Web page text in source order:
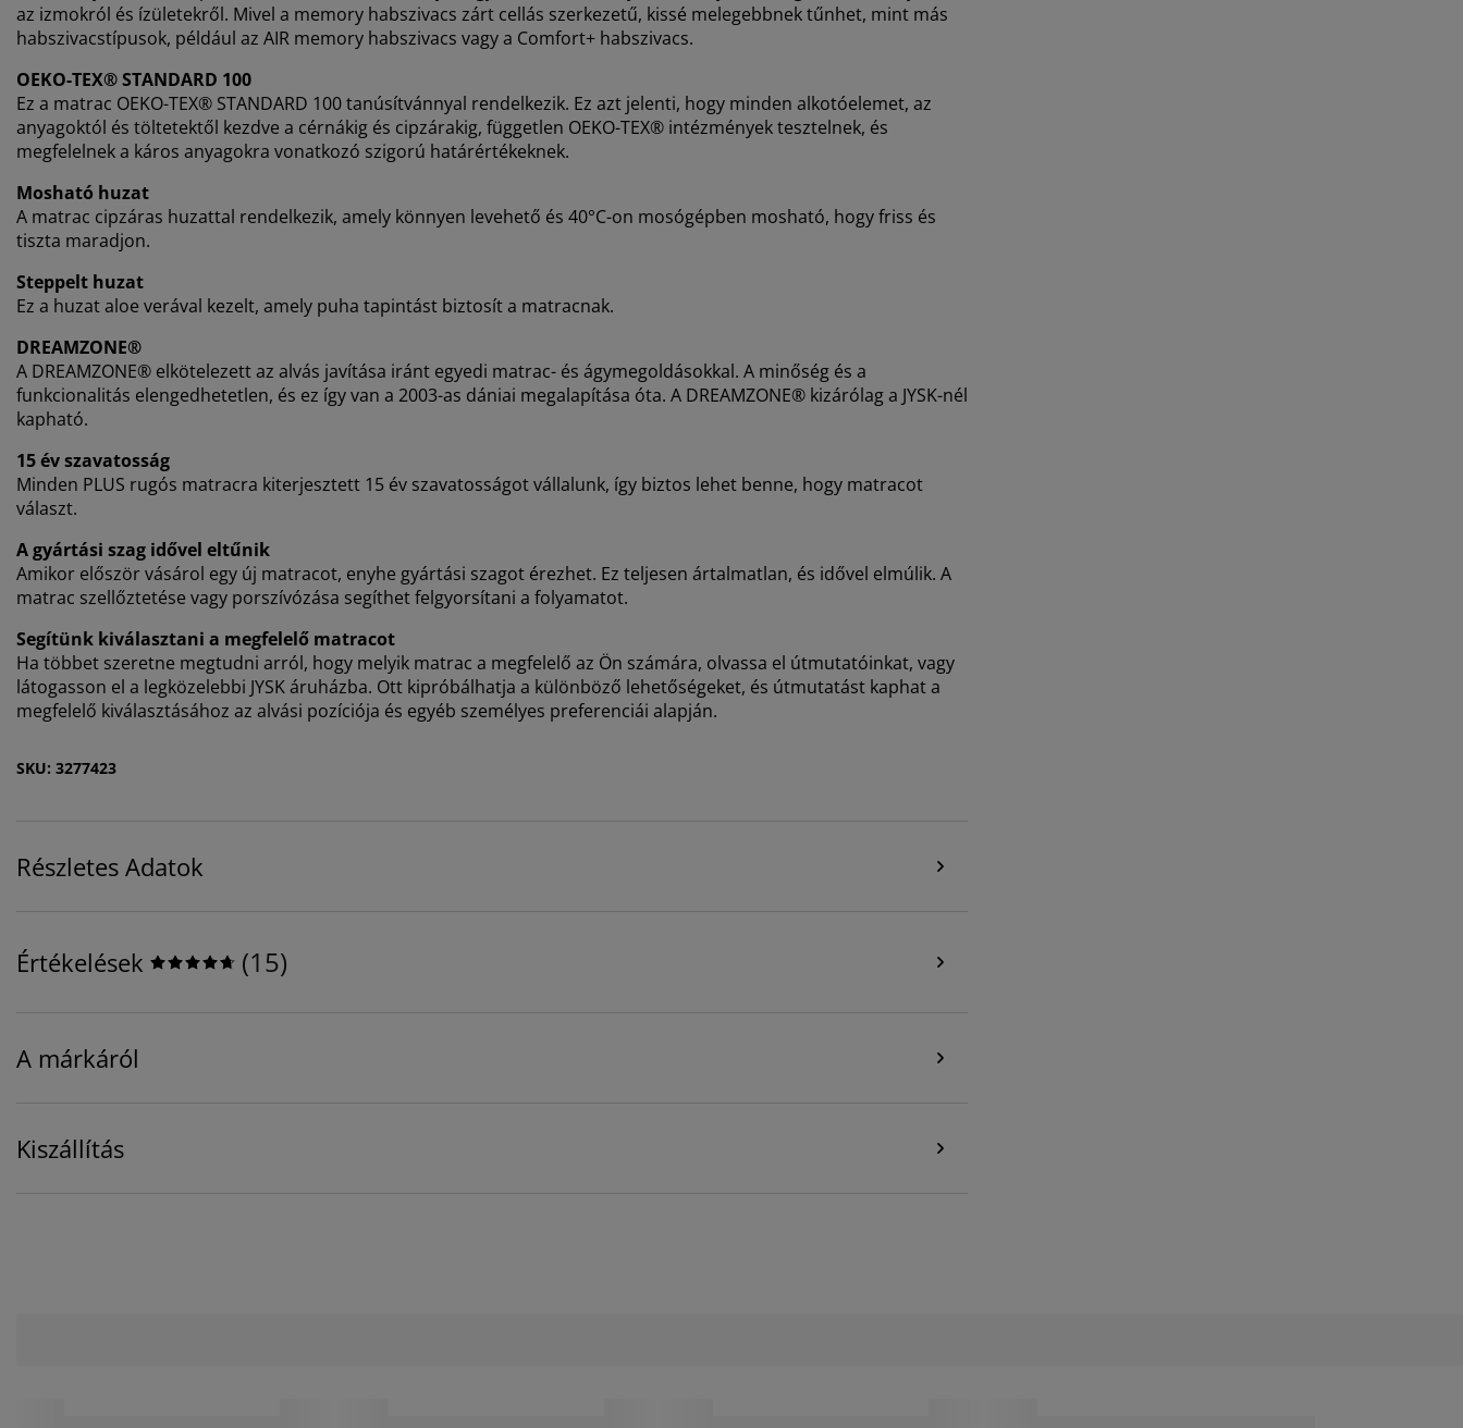
az izmokról és ízületekről. Mivel a memory habszivacs zárt cellás szerkezetű, kissé melegebbnek tűnhet, mint más
habszivacstípusok, például az AIR memory habszivacs vagy a Comfort+ habszivacs.
OEKO-TEX® STANDARD 100
Ez a matrac OEKO-TEX® STANDARD 100 tanúsítvánnyal rendelkezik. Ez azt jelenti, hogy minden alkotóelemet, az
anyagoktól és töltetektől kezdve a cérnákig és cipzárakig, független OEKO-TEX® intézmények tesztelnek, és
megfelelnek a káros anyagokra vonatkozó szigorú határértékeknek.
Mosható huzat
A matrac cipzáras huzattal rendelkezik, amely könnyen levehető és 40°C-on mosógépben mosható, hogy friss és
tiszta maradjon.
Steppelt huzat
Ez a huzat aloe verával kezelt, amely puha tapintást biztosít a matracnak.
DREAMZONE®
A DREAMZONE® elkötelezett az alvás javítása iránt egyedi matrac- és ágymegoldásokkal. A minőség és a
funkcionalitás elengedhetetlen, és ez így van a 2003-as dániai megalapítása óta. A DREAMZONE® kizárólag a JYSK-nél
kapható.
15 év szavatosság
Minden PLUS rugós matracra kiterjesztett 15 év szavatosságot vállalunk, így biztos lehet benne, hogy matracot
választ.
A gyártási szag idővel eltűnik
Amikor először vásárol egy új matracot, enyhe gyártási szagot érezhet. Ez teljesen ártalmatlan, és idővel elmúlik. A
matrac szellőztetése vagy porszívózása segíthet felgyorsítani a folyamatot.
Segítünk kiválasztani a megfelelő matracot
Ha többet szeretne megtudni arról, hogy melyik matrac a megfelelő az Ön számára, olvassa el útmutatóinkat, vagy
látogasson el a legközelebbi JYSK áruházba. Ott kipróbálhatja a különböző lehetőségeket, és útmutatást kaphat a
megfelelő kiválasztásához az alvási pozíciója és egyéb személyes preferenciái alapján.
SKU: 3277423
Részletes Adatok
Értékelések (15)
A márkáról
Kiszállítás